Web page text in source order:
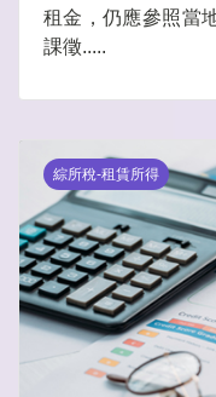
租金，仍應參照當
課徵.....
綜所稅-租賃所得